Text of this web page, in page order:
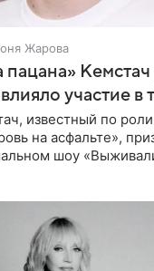
Жарова
Кемстач
участие в
известный по
на асфальте»,
шоу